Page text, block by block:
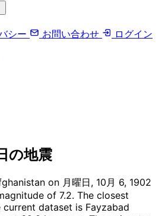
シー お問い合わせ
ログイン
の地震
on 月曜日, 10月 6, 1902
of 7.2. The closest
dataset is Fayzabad